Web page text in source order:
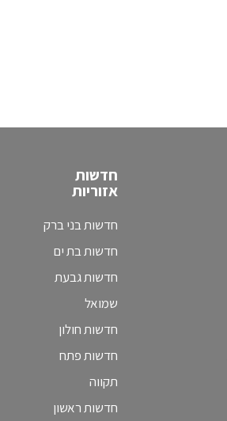
חדשות
אזוריות
חדשות בני ברק
חדשות בת ים
חדשות גבעת
שמואל
חדשות חולון
חדשות פתח
תקווה
חדשות ראשון